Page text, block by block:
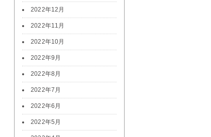
2022年12月
2022年11月
2022年10月
2022年9月
2022年8月
2022年7月
2022年6月
2022年5月